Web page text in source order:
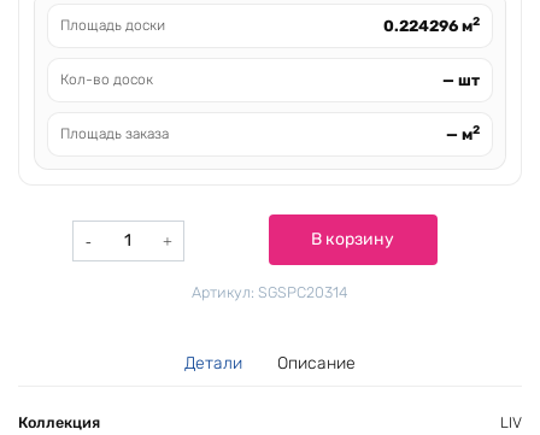
Площадь доски 0.224296 м2
Кол-во досок — шт
Площадь заказа — м2
Количество
товара
В корзину
Артикул: SGSPC20314
Детали Описание
Коллекция LIV